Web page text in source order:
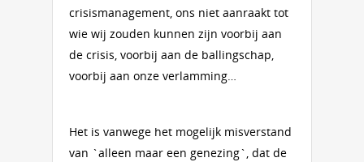
crisismanagement, ons niet aanraakt tot
wie wij zouden kunnen zijn voorbij aan
de crisis, voorbij aan de ballingschap,
voorbij aan onze verlamming…
Het is vanwege het mogelijk misverstand
van `alleen maar een genezing`, dat de